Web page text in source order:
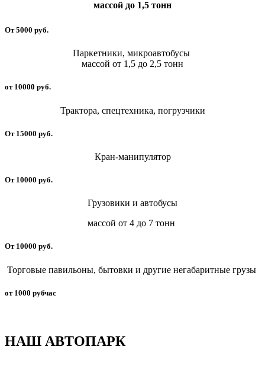
массой до 1,5 тонн
От 5000 руб.
Паркетники, микроавтобусы
массой от 1,5 до 2,5 тонн
от 10000 руб.
Трактора, спецтехника, погрузчики
От 15000 руб.
Кран-манипулятор
От 10000 руб.
Грузовики и автобусы
массой от 4 до 7 тонн
От 10000 руб.
Торговые павильоны, бытовки и другие негабаритные грузы
от 1000 рубчас
НАШ АВТОПАРК